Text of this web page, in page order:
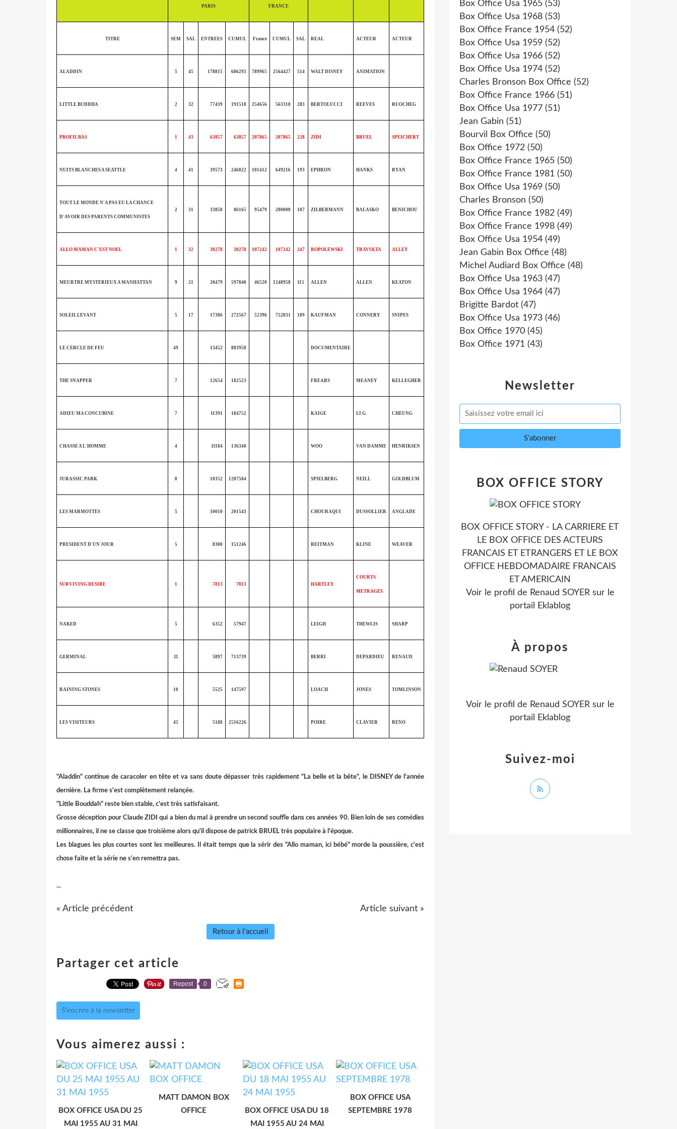
PARIS FRANCE
TITRE SEM SAL ENTREES CUMUL France CUMUL SAL REAL ACTEUR ACTEUR
ALADDIN 5 45 178815 686293 789965 2564427 514 WALT DISNEY ANIMATION
LITTLE BUDDHA 2 32 77439 191518 254656 563318 283 BERTOLUCCI REEVES RUOCHEG
PROFIL BAS 1 43 63857 63857 207865 207865 228 ZIDI BRUEL SPEICHERT
NUITS BLANCHES A SEATTLE 4 41 39573 246822 101412 649216 193 EPHRON HANKS RYAN
TOUT LE MONDE N'A PAS EU LA CHANCE
D'AVOIR DES PARENTS COMMUNISTES
2 31 33850 86165 95479 200000 107 ZILBERMANN BALASKO BENICHOU
ALLO MAMAN C'EST NOEL 1 32 30278 30278 107242 107242 247 ROPOLEWSKI TRAVOLTA ALLEY
MEURTRE MYSTERIEUX A MANHATTAN 9 21 20479 597840 46520 1248958 115 ALLEN ALLEN KEATON
SOLEIL LEVANT 5 17 17386 272567 52396 752831 189 KAUFMAN CONNERY SNIPES
LE CERCLE DE FEU 49 13452 883950 DOCUMENTAIRE
THE SNAPPER 7 12654 182523 FREARS MEANEY KELLEGHER
ADIEU MA CONCUBINE 7 11391 184752 KAIGE LI G. CHEUNG
CHASSE A L'HOMME 4 11184 136340 WOO VAN DAMME HENRIKSEN
JURASSIC PARK 8 10352 1207504 SPIELBERG NEILL GOLDBLUM
LES MARMOTTES 5 10010 201543 CHOURAQUI DUSSOLLIER ANGLADE
PRESIDENT D'UN JOUR 5 8300 151246 REITMAN KLINE WEAVER
SURVIVING DESIRE 1 7813 7813 HARTLEY
COURTS
METRAGES
NAKED 5 6352 57947 LEIGH THEWLIS SHARP
GERMINAL 11 5897 713739 BERRI DEPARDIEU RENAUD
RAINING STONES 10 5525 147597 LOACH JONES TOMLINSON
LES VISITEURS 45 5188 2516226 POIRE CLAVIER RENO
"Aladdin" continue de caracoler en tête et va sans doute dépasser très rapidement "La belle et la bête", le DISNEY de l'année
dernière. La firme s'est complètement relançée.
"Little Bouddah" reste bien stable, c'est très satisfaisant.
Grosse déception pour Claude ZIDI qui a bien du mal à prendre un second souffle dans ces années 90. Bien loin de ses comédies
millionnaires, il ne se classe que troisième alors qu'il dispose de patrick BRUEL très populaire à l'époque.
Les blagues les plus courtes sont les meilleures. Il était temps que la sérir des "Allo maman, ici bébé" morde la poussière, c'est
chose faite et la série ne s'en remettra pas.
...
« Article précédent Article suivant »
Retour à l'accueil
Partager cet article
Repost 0
S'inscrire à la newsletter
Vous aimerez aussi :
BOX OFFICE USA DU 25
MAI 1955 AU 31 MAI
MATT DAMON BOX
OFFICE
BOX OFFICE USA DU 18
MAI 1955 AU 24 MAI
BOX OFFICE USA
SEPTEMBRE 1978
Newsletter
Box Office Usa 1965 (53)
Box Office Usa 1968 (53)
Box Office France 1954 (52)
Box Office Usa 1959 (52)
Box Office Usa 1966 (52)
Box Office Usa 1974 (52)
Charles Bronson Box Office (52)
Box Office France 1966 (51)
Box Office Usa 1977 (51)
Jean Gabin (51)
Bourvil Box Office (50)
Box Office 1972 (50)
Box Office France 1965 (50)
Box Office France 1981 (50)
Box Office Usa 1969 (50)
Charles Bronson (50)
Box Office France 1982 (49)
Box Office France 1998 (49)
Box Office Usa 1954 (49)
Jean Gabin Box Office (48)
Michel Audiard Box Office (48)
Box Office Usa 1963 (47)
Box Office Usa 1964 (47)
Brigitte Bardot (47)
Box Office Usa 1973 (46)
Box Office 1970 (45)
Box Office 1971 (43)
BOX OFFICE STORY
BOX OFFICE STORY - LA CARRIERE ET
LE BOX OFFICE DES ACTEURS
FRANCAIS ET ETRANGERS ET LE BOX
OFFICE HEBDOMADAIRE FRANCAIS
ET AMERICAIN
Voir le profil de Renaud SOYERsur le
portail Eklablog
Suivez-moi
À propos
Voir le profil de Renaud SOYERsur le
portail Eklablog